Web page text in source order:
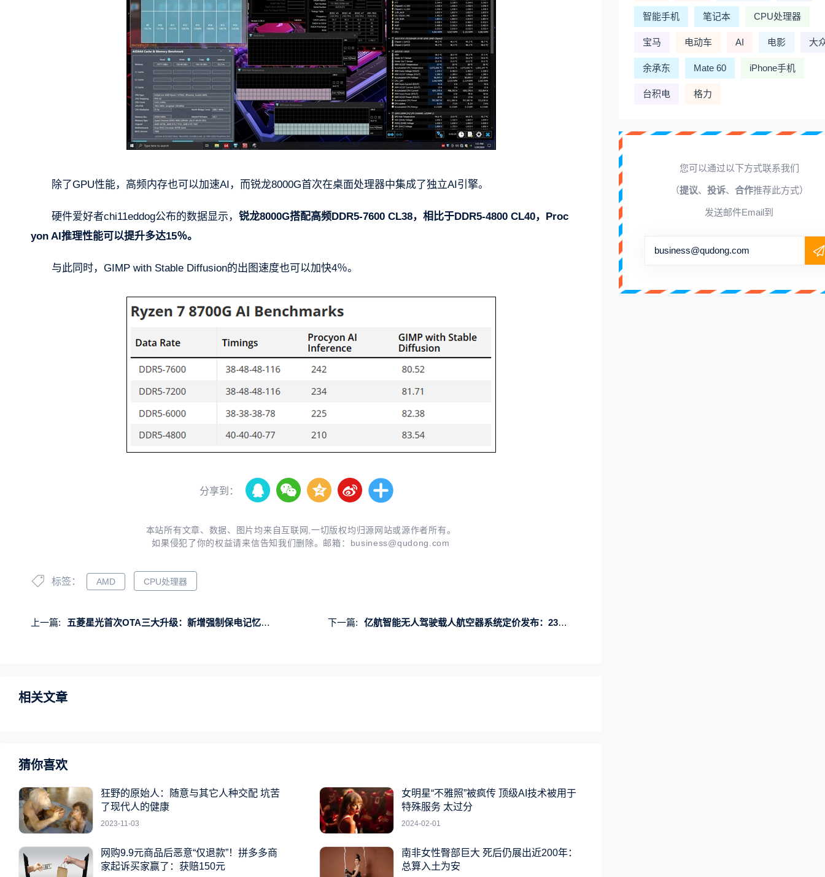
除了GPU性能，高频内存也可以加速AI，而锐龙8000G首次在桌面处理器中集成了独立AI引擎。
硬件爱好者chi11eddog公布的数据显示， 锐龙8000G搭配高频DDR5-7600 CL38，相比于DDR5-4800 CL40，Proc
yon AI推理性能可以提升多达15％。
与此同时，GIMP with Stable Diffusion的出图速度也可以加快4％。
分享到：
本站所有文章、数据、图片均来自互联网,一切版权均归源网站或源作者所有。
如果侵犯了你的权益请来信告知我们删除。邮箱： business@qudong.com
标签： AMD CPU处理器
上一篇: 五菱星光首次OTA三大升级：新增强制保电记忆功能 减少重复操作 下一篇: 亿航智能无人驾驶载人航空器系统定价发布：239万元
相关文章
猜你喜欢
狂野的原始人：随意与其它人种交配 坑苦
了现代人的健康
2023-11-03
女明星“不雅照”被疯传 顶级AI技术被用于
特殊服务 太过分
2024-02-01
网购9.9元商品后恶意“仅退款”！拼多多商
家起诉买家赢了：获赔150元
南非女性臀部巨大 死后仍展出近200年：
总算入土为安
智能手机 笔记本 CPU处理器
宝马 电动车 AI 电影 大
余承东 Mate 60 iPhone手机
台积电 格力
您可以通过以下方式联系我们
（提议、 投诉、 合作推荐此方式）
发送邮件Email到
business@qudong.com